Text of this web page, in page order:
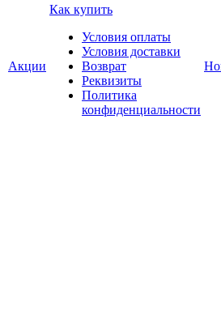
Акции
Как купить
Условия оплаты
Условия доставки
Возврат
Реквизиты
Политика
конфиденциальности